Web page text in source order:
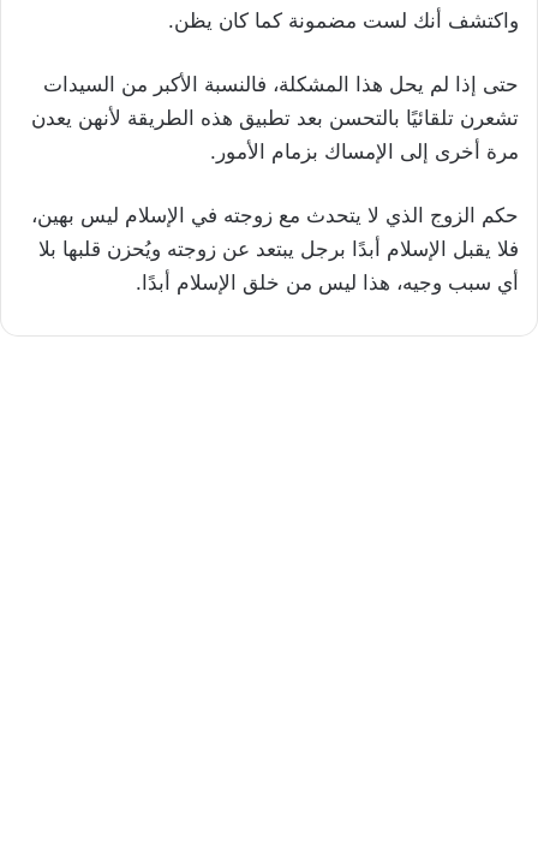
واكتشف أنك لست مضمونة كما كان يظن.
حتى إذا لم يحل هذا المشكلة، فالنسبة الأكبر من السيدات
تشعرن تلقائيًا بالتحسن بعد تطبيق هذه الطريقة لأنهن يعدن
مرة أخرى إلى الإمساك بزمام الأمور.
حكم الزوج الذي لا يتحدث مع زوجته في الإسلام ليس بهين،
فلا يقبل الإسلام أبدًا برجل يبتعد عن زوجته ويُحزن قلبها بلا
أي سبب وجيه، هذا ليس من خلق الإسلام أبدًا.